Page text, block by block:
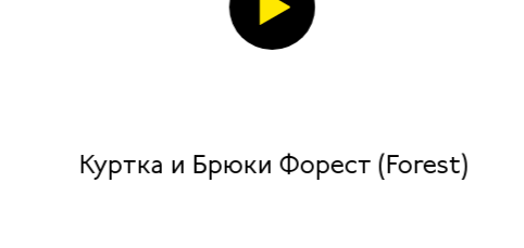
Куртка и Брюки Форест (Forest)